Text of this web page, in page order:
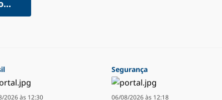
2026 às 12:30
Segurança
06/08/2026 às 12:18